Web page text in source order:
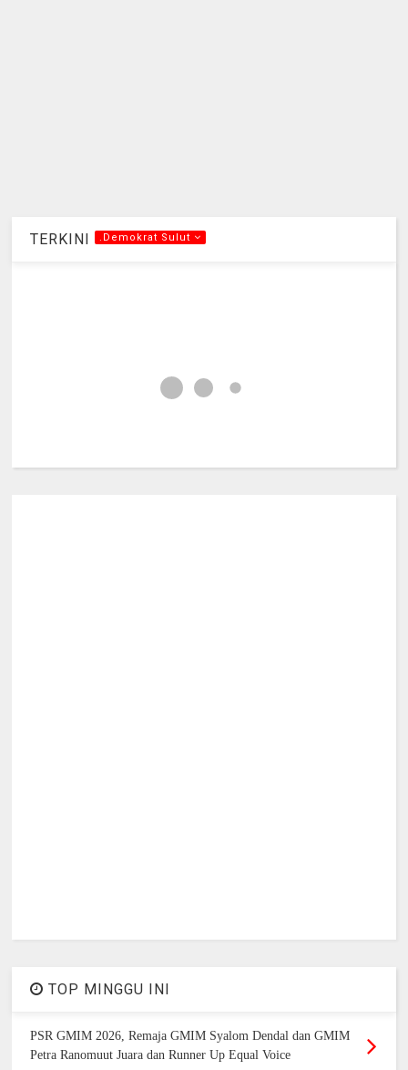
TERKINI .Demokrat Sulut
TOP MINGGU INI
PSR GMIM 2026, Remaja GMIM Syalom Dendal dan GMIM
Petra Ranomuut Juara dan Runner Up Equal Voice